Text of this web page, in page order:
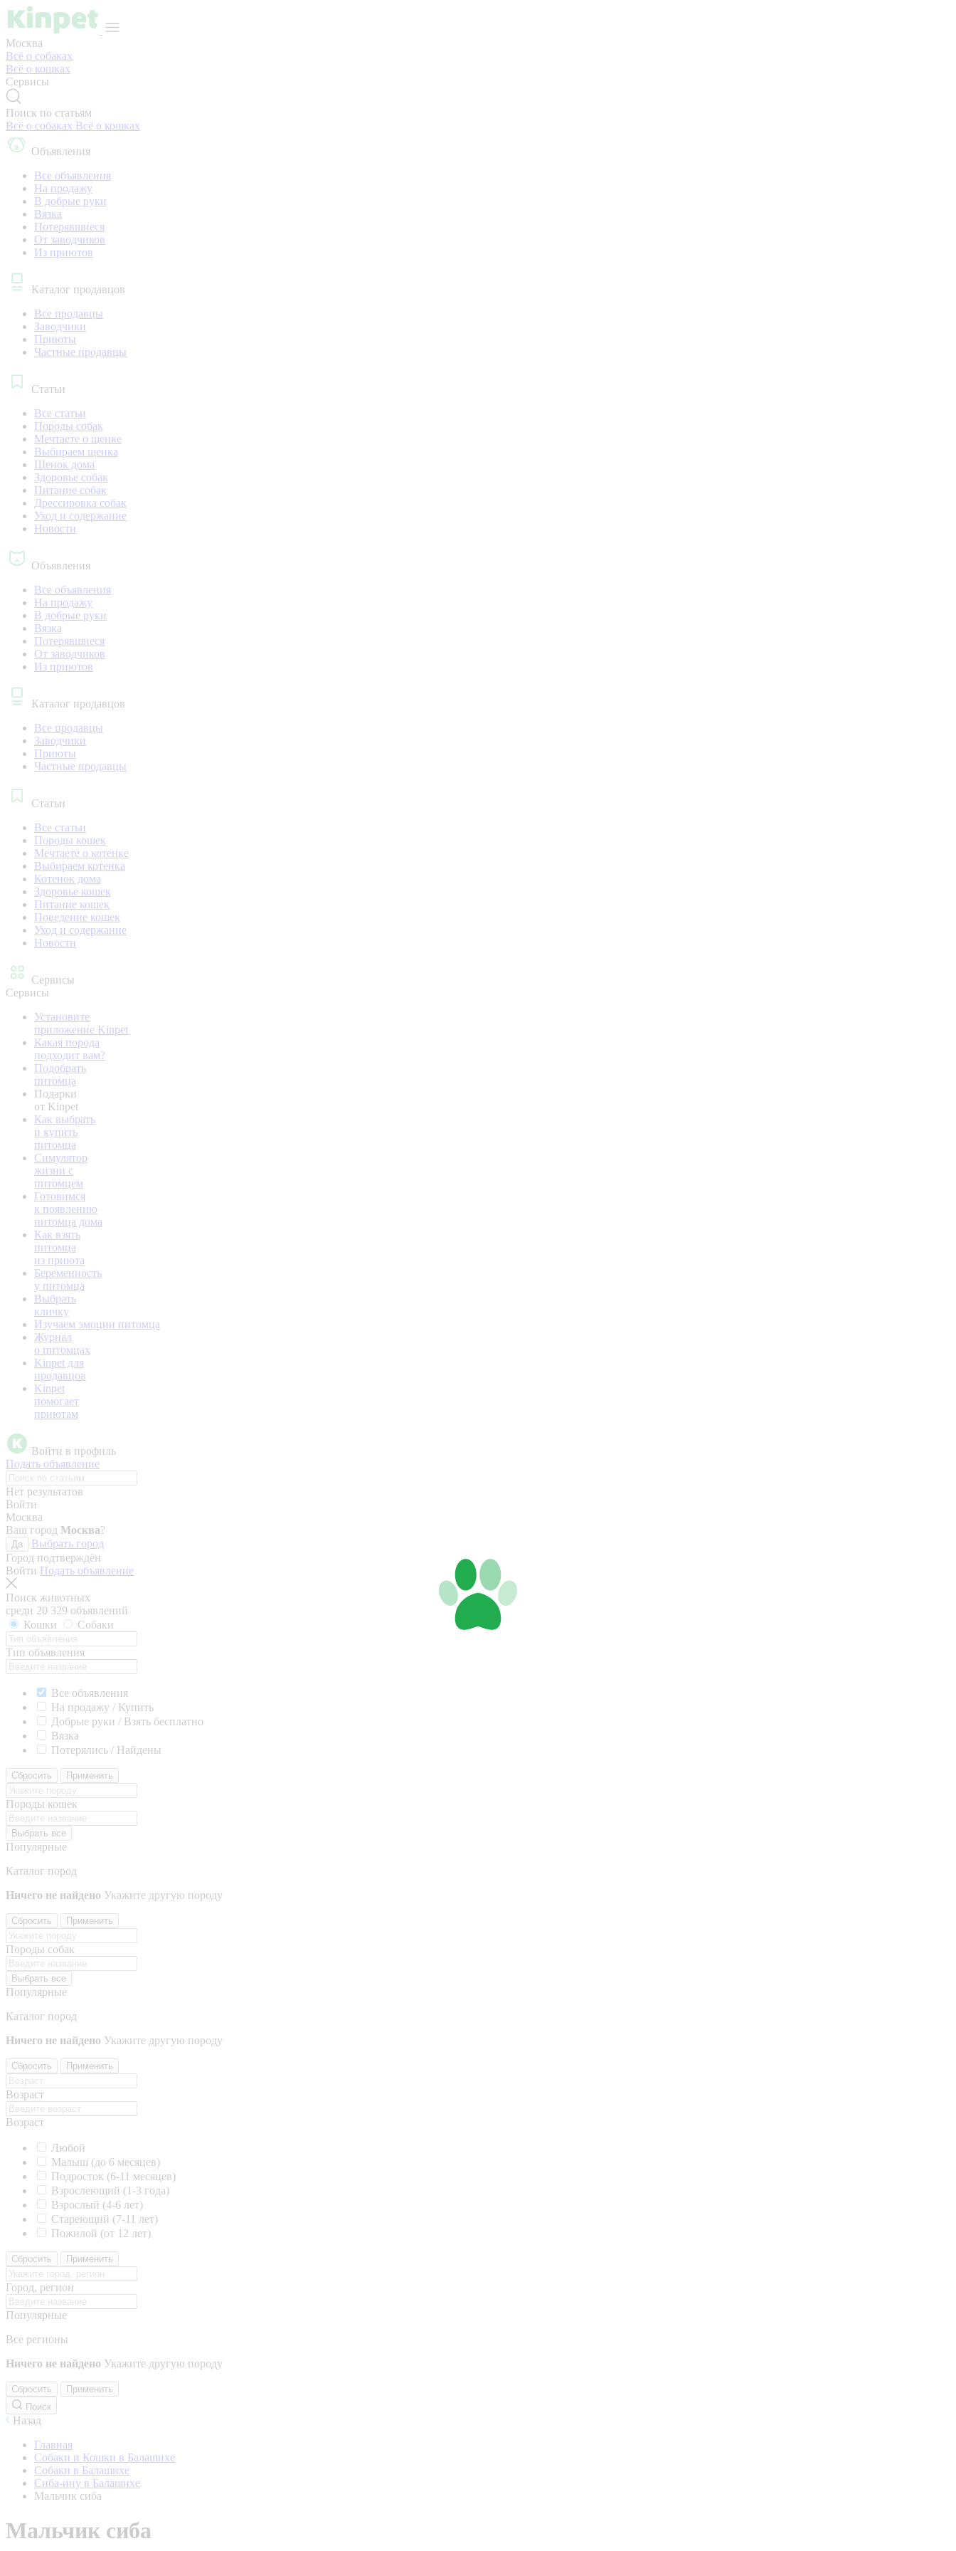
Москва
Всё о собаках
Всё о кошках
Сервисы
Поиск по статьям
Всё о собаках Всё о кошках
Объявления
Все объявления
На продажу
В добрые руки
Вязка
Потерявшиеся
От заводчиков
Из приютов
Каталог продавцов
Все продавцы
Заводчики
Приюты
Частные продавцы
Статьи
Все статьи
Породы собак
Мечтаете о щенке
Выбираем щенка
Щенок дома
Здоровье собак
Питание собак
Дрессировка собак
Уход и содержание
Новости
Объявления
Все объявления
На продажу
В добрые руки
Вязка
Потерявшиеся
От заводчиков
Из приютов
Каталог продавцов
Все продавцы
Заводчики
Приюты
Частные продавцы
Статьи
Все статьи
Породы кошек
Мечтаете о котенке
Выбираем котенка
Котенок дома
Здоровье кошек
Питание кошек
Поведение кошек
Уход и содержание
Новости
Сервисы
Сервисы
Установите
приложение Kinpet
Какая порода
подходит вам?
Подобрать
питомца
Подарки
от Kinpet
Как выбрать
и купить
питомца
Симулятор
жизни с
питомцем
Готовимся
к появлению
питомца дома
Как взять
питомца
из приюта
Беременность
у питомца
Выбрать
кличку
Изучаем эмоции питомца
Журнал
о питомцах
Kinpet для
продавцов
Kinpet
помогает
приютам
Войти в профиль
Подать объявление
Нет результатов
Войти
Москва
Ваш город Москва?
Да
Выбрать город
Город подтверждён
Войти Подать объявление
Поиск животных
среди 20 329 объявлений
Кошки
Собаки
Тип объявления
Все объявления
На продажу / Купить
Добрые руки / Взять бесплатно
Вязка
Потерялись / Найдены
Сбросить Применить
Породы кошек
Выбрать все
Популярные
Каталог пород
Ничего не найдено Укажите другую породу
Сбросить Применить
Породы собак
Выбрать все
Популярные
Каталог пород
Ничего не найдено Укажите другую породу
Сбросить Применить
Возраст
Возраст
Любой
Малыш (до 6 месяцев)
Подросток (6-11 месяцев)
Взрослеющий (1-3 года)
Взрослый (4-6 лет)
Стареющий (7-11 лет)
Пожилой (от 12 лет)
Сбросить Применить
Город, регион
Популярные
Все регионы
Ничего не найдено Укажите другую породу
Сбросить
Применить
Поиск
Назад
Главная
Собаки и Кошки в Балашихе
Собаки в Балашихе
Сиба-ину в Балашихе
Мальчик сиба
Мальчик сиба